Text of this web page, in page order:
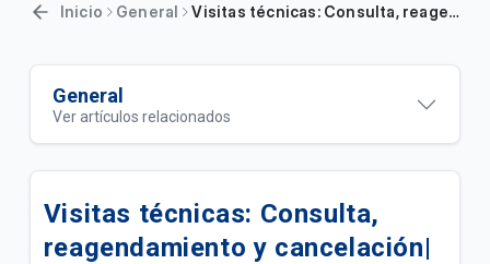
Inicio General Visitas técnicas: Consulta, reagendamiento y cancelación| General
General
Ver artículos relacionados
Nueva Tarjeta de Crédito Tigo & Banco Cuscatlán
Actualización de cuenta de facturación por
implementación de Facturación Electrónica
Visitas técnicas: Consulta,
reagendamiento y cancelación|